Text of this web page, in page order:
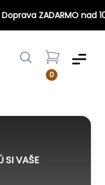
Doprava ZADARMO
0
Menu
SI VAŠE